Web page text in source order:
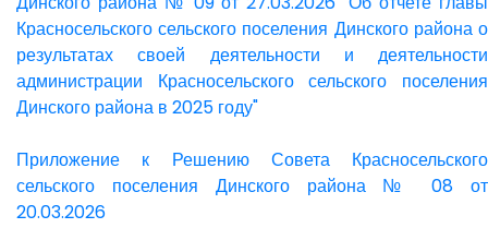
Красносельского сельского поселения Динского района о
результатах своей деятельности и деятельности
администрации Красносельского сельского поселения
Динского района в 2025 году"
Приложение к Решению Совета Красносельского
сельского поселения Динского района № 08 от
20.03.2026